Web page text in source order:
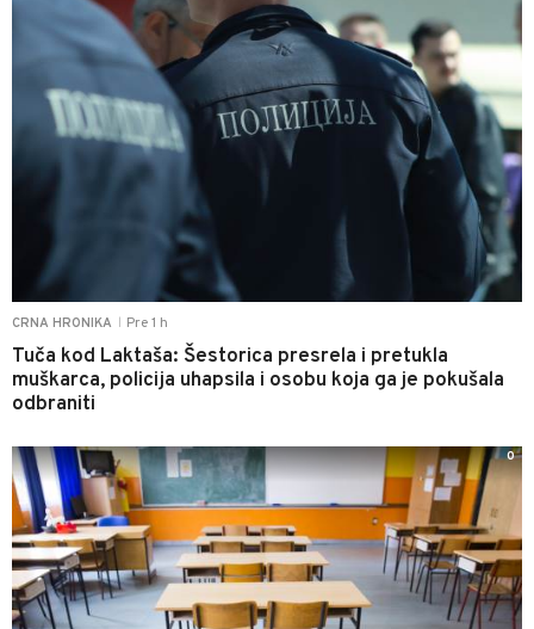
CRNA HRONIKA Pre 1 h
Tuča kod Laktaša: Šestorica presrela i pretukla
muškarca, policija uhapsila i osobu koja ga je pokušala
odbraniti
0